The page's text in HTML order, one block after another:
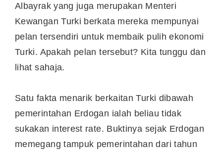
Albayrak yang juga merupakan Menteri
Kewangan Turki berkata mereka mempunyai
pelan tersendiri untuk membaik pulih ekonomi
Turki. Apakah pelan tersebut? Kita tunggu dan
lihat sahaja.
Satu fakta menarik berkaitan Turki dibawah
pemerintahan Erdogan ialah beliau tidak
sukakan interest rate. Buktinya sejak Erdogan
memegang tampuk pemerintahan dari tahun